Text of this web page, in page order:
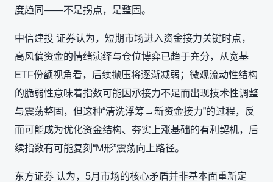
度趋同——不是拐点，是整固。
中信建投 证券认为，短期市场进入资金接力关键时点，
高风偏资金的情绪演绎与仓位博弈已趋于充分，从宽基
ETF份额视角看，后续抛压将逐渐减弱；微观流动性结构
的脆弱性意味着指数可能因承接力不足而出现技术性调整
与震荡整固，但这种“清洗浮筹→新资金接力”的过程，反
而可能成为优化资金结构、夯实上涨基础的有利契机，后
续指数有可能复刻“M形”震荡向上路径。
东方证券 认为，5月市场的核心矛盾并非基本面重新定